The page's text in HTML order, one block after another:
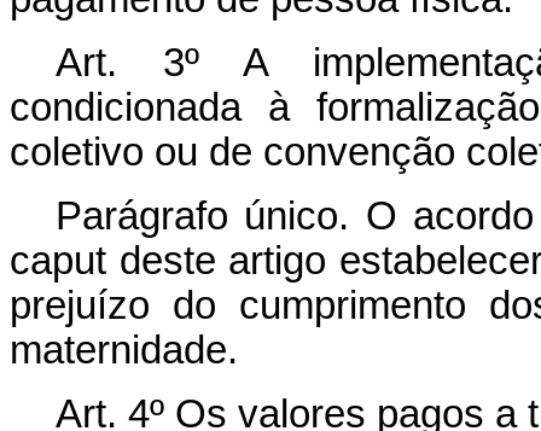
Art. 3º
A
condicionada à
coletivo ou de convenção
Parágrafo único. O
caput deste artigo
prejuízo do cumprimento
maternidade.
Art. 4º Os valores pagos a